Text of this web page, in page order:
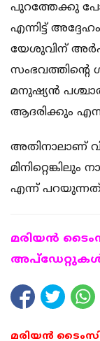
പുറത്തേക്കു
എന്നിട്ട്
യേശുവിന്
സംഭവത്തിന്റെ
മനുഷ്യന്‍
ആദരിക്കും
അതിനാലാണ്
എന്ന്
മരിയന്‍
അപ്ഡേറ്റുകള്‍
മരിയൻ